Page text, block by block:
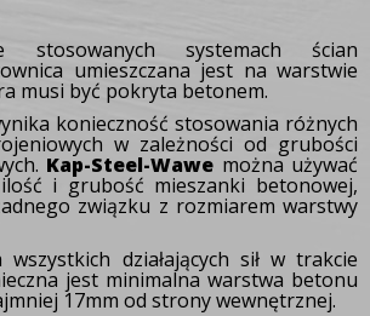
stosowanych systemach ścian
umieszczana jest na warstwie
musi być pokryta betonem.
konieczność stosowania różnych
w zależności od grubości
Kap-Steel-Wawe można używać
i grubość mieszanki betonowej,
związku z rozmiarem warstwy
działających sił w trakcie
jest minimalnawarstwa betonu
17mm od strony wewnętrznej.